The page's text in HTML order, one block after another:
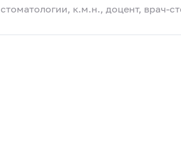
к.м.н., доцент, врач-